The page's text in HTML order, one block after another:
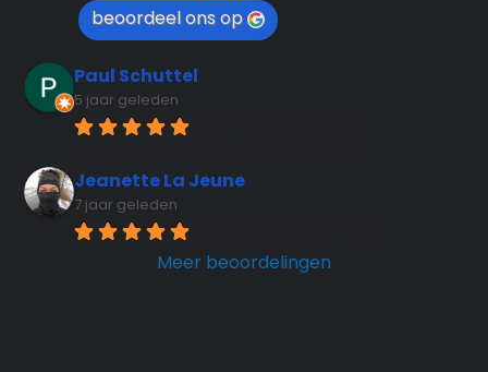
beoordeel ons op
Paul Schuttel
5 jaar geleden
Jeanette La Jeune
7 jaar geleden
Meer beoordelingen